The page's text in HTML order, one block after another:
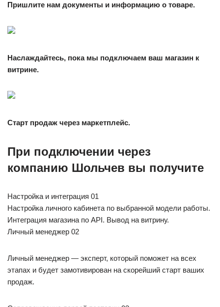
Пришлите нам документы и информацию о товаре.
Наслаждайтесь, пока мы подключаем ваш магазин к
витрине.
Старт продаж через маркетплейс.
При подключении через
компанию Шольчев вы получите
Настройка и интеграция 01
Настройка личного кабинета по выбранной модели работы.
Интеграция магазина по API. Вывод на витрину.
Личный менеджер 02
Личный менеджер — эксперт, который поможет на всех
этапах и будет замотивирован на скорейший старт ваших
продаж.